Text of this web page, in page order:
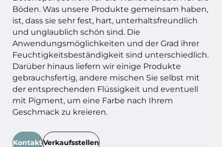
Böden. Was unsere Produkte gemeinsam haben,
ist, dass sie sehr fest, hart, unterhaltsfreundlich
und unglaublich schön sind. Die
Anwendungsmöglichkeiten und der Grad ihrer
Feuchtigkeitsbeständigkeit sind unterschiedlich.
Darüber hinaus liefern wir einige Produkte
gebrauchsfertig, andere mischen Sie selbst mit
der entsprechenden Flüssigkeit und eventuell
mit Pigment, um eine Farbe nach Ihrem
Geschmack zu kreieren.
KontaktVerkaufsstellen